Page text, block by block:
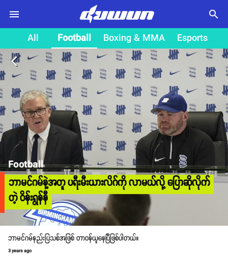
search
All Football Boxing & MMA Esports
arrow_back_ios
Football
ဘာမင်ဂမ်နဲ့အတူ ပရီးမီးယားလိဂ်ကို လာမယ်လို့ ပြောဆိုလိုက်
တဲ့ ဝိန်းရွန်နီ
ဘာမင်ဂမ်နည်းပြသစ်အဖြစ် တာဝန်ယူနေပြီဖြစ်ပါတယ်။
3 years ago